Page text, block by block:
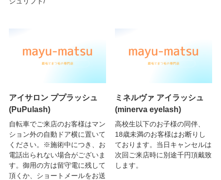
アイサロン ププラッシュ
(PuPulash)
自転車でご来店のお客様はマン
ション外の自動ドア横に置いて
ください。※施術中につき、お
電話出られない場合がございま
す。御用の方は留守電に残して
頂くか、ショートメールをお送
ミネルヴァ アイラッシュ
(minerva eyelash)
高校生以下のお子様の同伴、
18歳未満のお客様はお断りし
ております。当日キャンセルは
次回ご来店時に別途千円頂戴致
します。